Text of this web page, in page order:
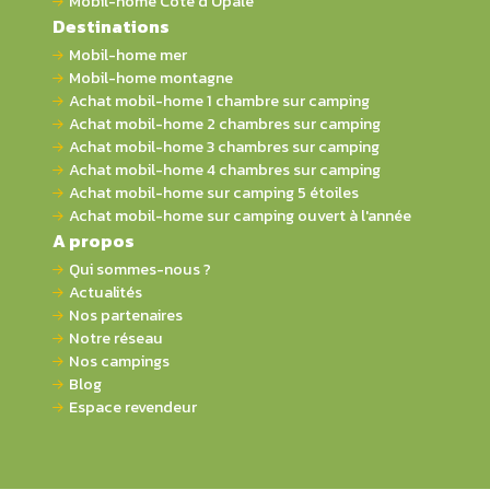
Destinations
Mobil-home mer
Mobil-home montagne
Achat mobil-home 1 chambre sur camping
Achat mobil-home 2 chambres sur camping
Achat mobil-home 3 chambres sur camping
Achat mobil-home 4 chambres sur camping
Achat mobil-home sur camping 5 étoiles
Achat mobil-home sur camping ouvert à l'année
A propos
Qui sommes-nous ?
Actualités
Nos partenaires
Notre réseau
Nos campings
Blog
Espace revendeur